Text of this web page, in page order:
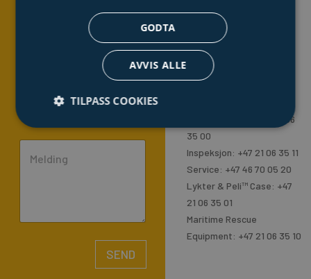
l
h
SEND
Lykter & Peli™ Case:
lykter@dacon.no
Maritime Rescue
Equipment:
rescue@dacon.no
Administrasjon: +47 21 06
35 00
Inspeksjon: +47 21 06 35 11
Service: +47 46 70 05 20
Lykter & Peli™ Case: +47
21 06 35 01
Maritime Rescue
Equipment: +47 21 06 35 10
GODTA
AVVIS ALLE
TILPASS COOKIES